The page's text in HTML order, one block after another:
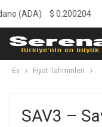
Ev Fiyat Tahminleri
SAV3 –
$0.200204